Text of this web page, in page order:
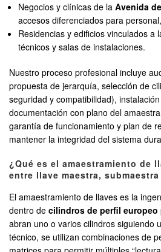
Negocios y clínicas de laAvenida
accesos diferenciados para
Residencias y edificios vinculados a
técnicos y salas de instalaciones.
Nuestro proceso profesional incluye
propuesta de jerarquía, selección de
seguridad y compatibilidad),
documentación con plano del
garantía de funcionamiento y plan de
mantener la integridad del sistema
¿Qué es el amaestramiento de
entre llave maestra,
El amaestramiento de llaves es la
dentro de cilindros de perfil europeo
abran uno o varios cilindros siguiendo
técnico, se utilizan combinaciones de